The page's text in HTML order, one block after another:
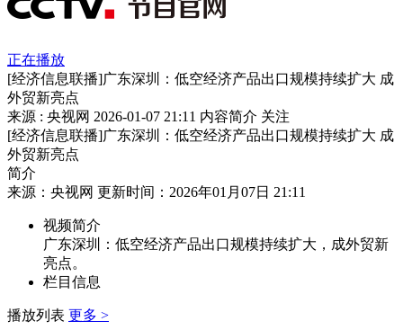
正在播放
[经济信息联播]广东深圳：低空经济产品出口规模持续扩大 成
外贸新亮点
来源 : 央视网 2026-01-07 21:11 内容简介 关注
[经济信息联播]广东深圳：低空经济产品出口规模持续扩大 成
外贸新亮点
简介
来源：央视网 更新时间：2026年01月07日 21:11
视频简介
广东深圳：低空经济产品出口规模持续扩大，成外贸新
亮点。
栏目信息
播放列表 更多 >